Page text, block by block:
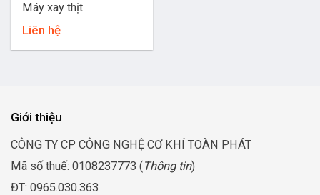
Máy xay thịt
Liên hệ
Giới thiệu
CÔNG TY CP CÔNG NGHỆ CƠ KHÍ TOÀN PHÁT
Mã số thuế: 0108237773 (Thông tin)
ĐT: 0965.030.363